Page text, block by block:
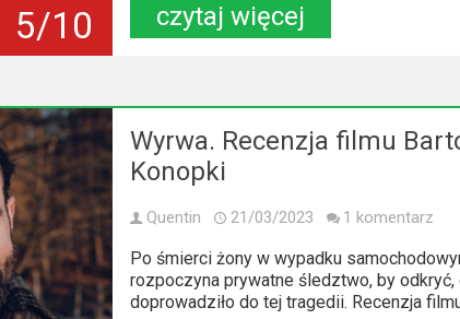
5/10 czytaj więcej
Wyrwa. Recenzja filmu
Konopki
Quentin 21/03/2023 1 komentarz
Po śmierci żony w wypadku
rozpoczyna prywatne śledztwo, by odkryć,
doprowadziło do tej tragedii. Recenzja